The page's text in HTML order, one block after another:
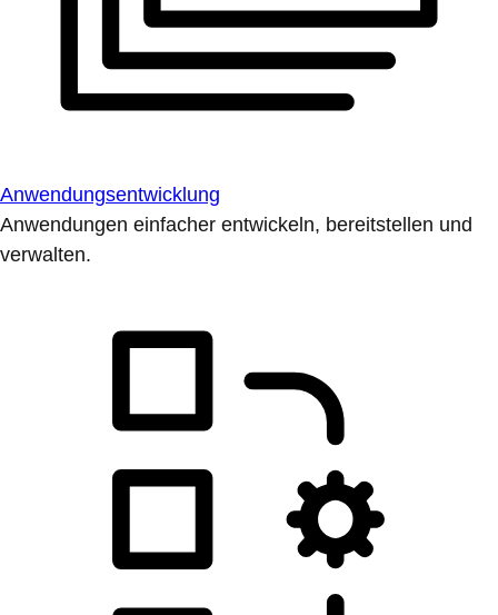
Anwendungsentwicklung
Anwendungen einfacher entwickeln, bereitstellen und
verwalten.